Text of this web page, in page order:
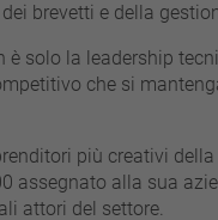
brevetti e della
solo la leadership
che si
più creativi della
assegnato alla sua
attori del settore.